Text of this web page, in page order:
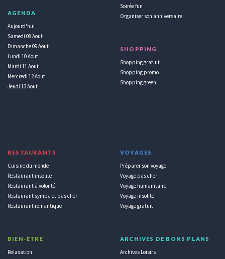
AGENDA
Aujourd'hui
Samedi 08 Aout
Dimanche 09 Aout
Lundi 10 Aout
Mardi 11 Aout
Mercredi 12 Aout
Jeudi 13 Aout
Soirée fun
Organiser son anniversaire
SHOPPING
Shopping gratuit
Shopping promo
Shopping green
RESTAURANTS
Cuisine du monde
Restaurant insolite
Restaurant à volonté
Restaurant sympa et pas cher
Restaurant romantique
BIEN-ÊTRE
Relaxation
VOYAGES
Préparer son voyage
Voyage pas cher
Voyage humanitaire
Voyage insolite
Voyage gratuit
ARCHIVES DE BONS PLANS
Archives Loisirs